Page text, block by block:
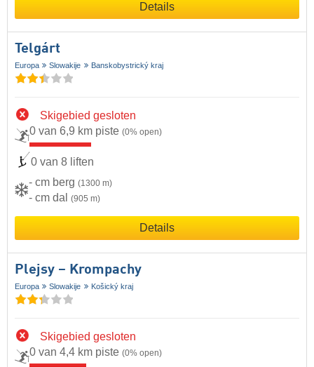
Details
Telgárt
Europa Slowakije Banskobystrický kraj
Skigebied gesloten
0 van 6,9 km piste (0% open)
0 van 8 liften
- cm berg (1300 m)
- cm dal (905 m)
Details
Plejsy – Krompachy
Europa Slowakije Košický kraj
Skigebied gesloten
0 van 4,4 km piste (0% open)